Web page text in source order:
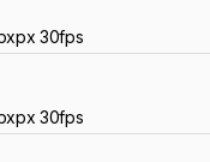
30fps
30fps